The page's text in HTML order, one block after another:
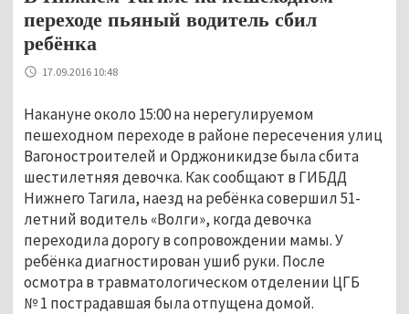
переходе пьяный водитель сбил
ребёнка
17.09.2016 10:48
Накануне около 15:00 на нерегулируемом
пешеходном переходе в районе пересечения улиц
Вагоностроителей и Орджоникидзе была сбита
шестилетняя девочка. Как сообщают в ГИБДД
Нижнего Тагила, наезд на ребёнка совершил 51-
летний водитель «Волги», когда девочка
переходила дорогу в сопровождении мамы. У
ребёнка диагностирован ушиб руки. После
осмотра в травматологическом отделении ЦГБ
№ 1 пострадавшая была отпущена домой.